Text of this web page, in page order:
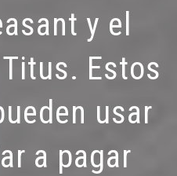
y el
Estos
usar
a pagar